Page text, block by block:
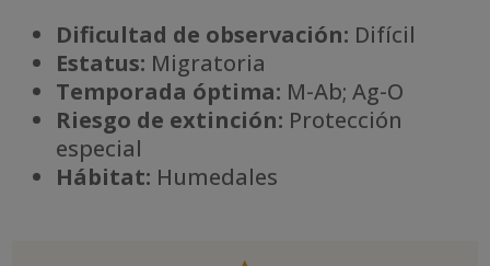
Dificultad de observación: Difícil
Estatus: Migratoria
Temporada óptima: M-Ab; Ag-O
Riesgo de extinción: Protección
especial
Hábitat: Humedales